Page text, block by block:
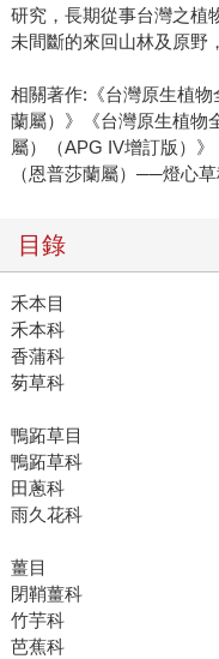
研究，長期從事台灣之植
未間斷的來回山林及原野
相關著作:《台灣原生植
蘭屬）》《台灣原生植物
屬）（APG IV增訂版）
（恩普莎蘭屬）──燈心草
目錄
禾本目
禾本科
香蒲科
茐草科
鴨跖草目
鴨跖草科
田蔥科
雨久花科
薑目
閉鞘薑科
竹芋科
芭蕉科